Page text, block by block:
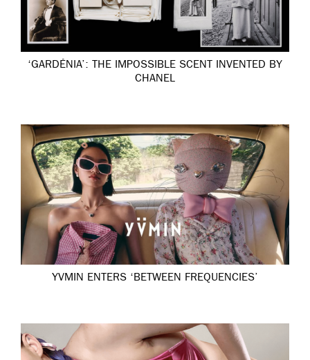
‘GARDÉNIA’: THE IMPOSSIBLE SCENT INVENTED BY
CHANEL
YVMIN ENTERS ‘BETWEEN FREQUENCIES’